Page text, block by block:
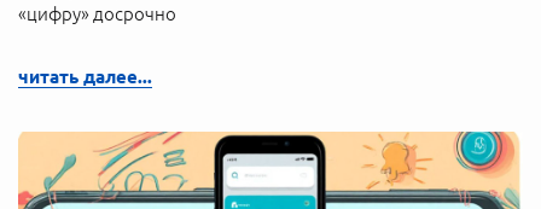
«цифру» досрочно
читать далее...